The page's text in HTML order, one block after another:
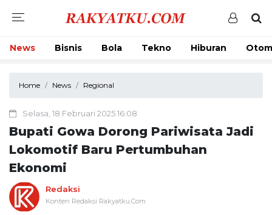
News Bisnis Bola Tekno Hiburan
Home News Regional
Selasa, 18 Februari 2025 16:08
Bupati Gowa Dorong Pariwisata Jadi
Lokomotif Baru Pertumbuhan
Ekonomi
Redaksi
Konten Redaksi Rakyatku.Com